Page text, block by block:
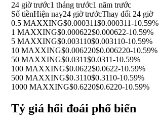
24 giờ trước1 tháng trước1 năm trước
Số tiềnHiện nay24 giờ trướcThay đổi 24 giờ
0.5 MAXXING$0.000311$0.000311-10.59%
1 MAXXING$0.000622$0.000622-10.59%
5 MAXXING$0.003110$0.003110-10.59%
10 MAXXING$0.006220$0.006220-10.59%
50 MAXXING$0.0311$0.0311-10.59%
100 MAXXING$0.0622$0.0622-10.59%
500 MAXXING$0.3110$0.3110-10.59%
1000 MAXXING$0.6220$0.6220-10.59%
Tỷ giá hối đoái phổ biến